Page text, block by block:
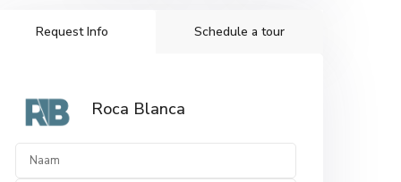
Request Info Schedule a tour
Roca Blanca